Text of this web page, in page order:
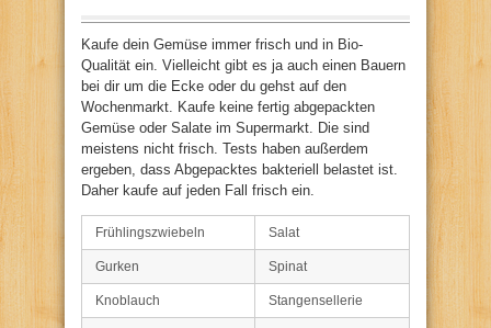
Kaufe dein Gemüse immer frisch und in Bio-
Qualität ein. Vielleicht gibt es ja auch einen Bauern
bei dir um die Ecke oder du gehst auf den
Wochenmarkt. Kaufe keine fertig abgepackten
Gemüse oder Salate im Supermarkt. Die sind
meistens nicht frisch. Tests haben außerdem
ergeben, dass Abgepacktes bakteriell belastet ist.
Daher kaufe auf jeden Fall frisch ein.
Frühlingszwiebeln Salat
Gurken Spinat
Knoblauch Stangensellerie